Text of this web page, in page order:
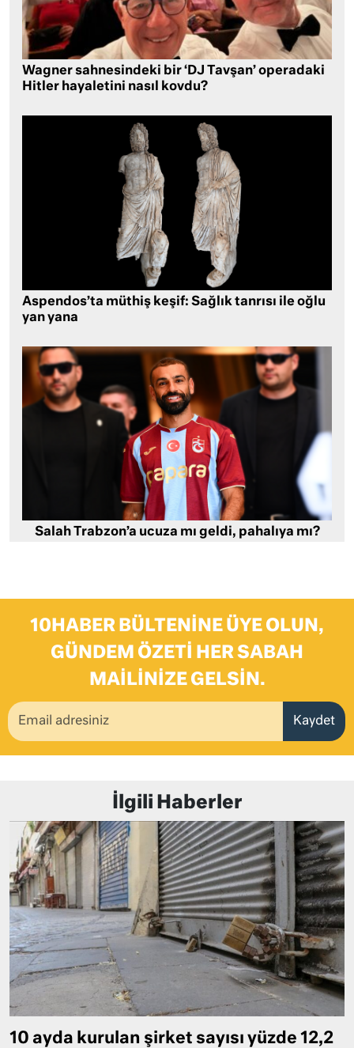
Wagner sahnesindeki bir ‘DJ Tavşan’ operadaki
Hitler hayaletini nasıl kovdu?
Aspendos’ta müthiş keşif: Sağlık tanrısı ile oğlu
yan yana
Salah Trabzon’a ucuza mı geldi, pahalıya mı?
10HABER BÜLTENINE ÜYE OLUN,
GÜNDEM ÖZETI HER SABAH
MAILINIZE GELSIN.
Kaydet
İlgili Haberler
10 ayda kurulan şirket sayısı yüzde 12,2